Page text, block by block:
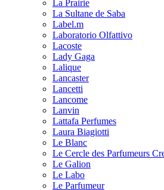
La Prairie
La Sultane de Saba
Label.m
Laboratorio Olfattivo
Lacoste
Lady Gaga
Lalique
Lancaster
Lancetti
Lancome
Lanvin
Lattafa Perfumes
Laura Biagiotti
Le Blanc
Le Cercle des Parfumeurs
Le Galion
Le Labo
Le Parfumeur